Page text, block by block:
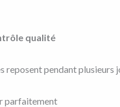
qualité
reposent pendant
parfaitement